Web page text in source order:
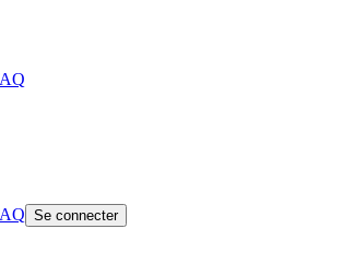
Se connecter